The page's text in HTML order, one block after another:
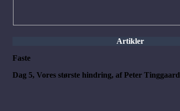
Artikler
Faste
Dag 5, Vores største hindring, af Peter Tinggaard